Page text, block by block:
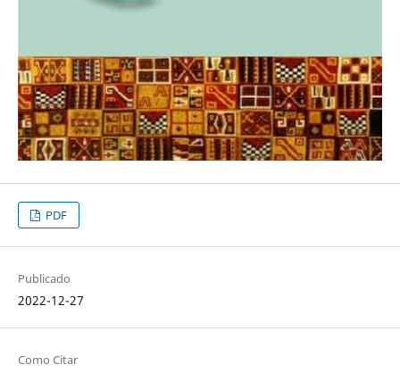
PDF
Publicado
2022-12-27
Como Citar